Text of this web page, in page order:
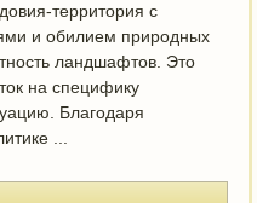
территория с
и обилием природных
ландшафтов. Это
на специфику
Благодаря
...